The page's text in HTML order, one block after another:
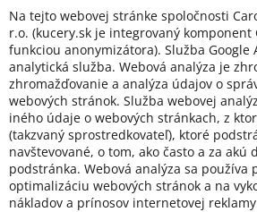
Na tejto webovej stránke spoločnosti
r.o. (kucery.sk je integrovaný komponent
funkciou anonymizátora). Služba Google
analytická služba. Webová analýza je
zhromažďovanie a analýza údajov o
webových stránok. Služba webovej
iného údaje o webových stránkach, z
(takzvaný sprostredkovateľ), ktoré
navštevované, o tom, ako často a za akú
podstránka. Webová analýza sa používa
optimalizáciu webových stránok a na
nákladov a prínosov internetovej